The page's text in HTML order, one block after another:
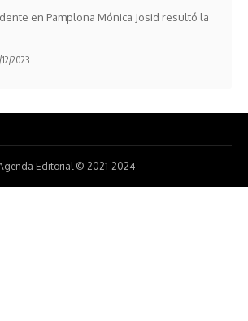
en Pamplona Mónica Josid resultó la
2023
Editorial © 2021-2024